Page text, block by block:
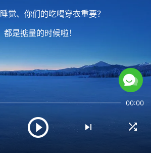
觉、你们的吃喝穿衣重要？
都是掂量的时候啦！
等可怜！何等贫穷！
神的话白向你们说了吗？
00:00